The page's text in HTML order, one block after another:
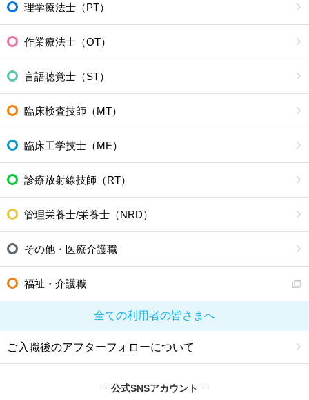
理学療法士（PT）
作業療法士（OT）
言語聴覚士（ST）
臨床検査技師（MT）
臨床工学技士（ME）
診療放射線技師（RT）
管理栄養士/栄養士（NRD）
その他・医療介護職
福祉・介護職
全ての利用者の皆さまへ
ご入職後のアフターフォローについて
公式SNSアカウント